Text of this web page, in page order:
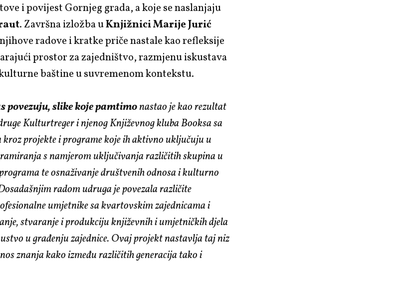
i povijest Gornjeg grada, a koje se naslanjaju
. Završna izložba uKnjižnici Marije Jurić
radove i kratke priče nastale kao refleksije
prostor za zajedništvo, razmjenu iskustava
baštine u suvremenom kontekstu.
povezuju, slike koje pamtimonastao je kao rezultat
Kulturtreger i njenog Književnog kluba Booksa sa
kroz projekte i programe koje ih aktivno uključuju u
s namjerom uključivanja različitih skupina u
te osnaživanje društvenih odnosa i kulturno
radom udruga je povezala različite
umjetnike sa kvartovskim zajednicama i
stvaranje i produkciju književnih i umjetničkih djela
u građenju zajednice. Ovaj projekt nastavlja taj niz
znanja kako između različitih generacija tako i